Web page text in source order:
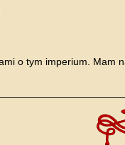
o tym imperium.